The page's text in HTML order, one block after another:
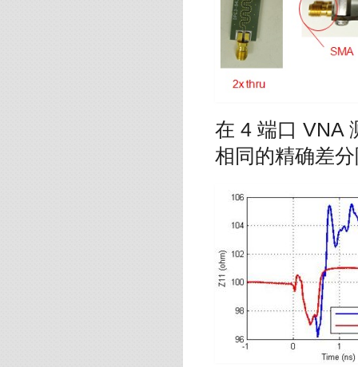
在 4 端口 VNA
相同的精确差